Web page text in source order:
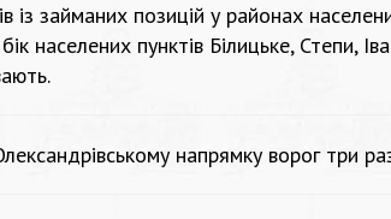
із займаних позицій у районах
населених пунктів Білицьке, Степи,
напрямку ворог три